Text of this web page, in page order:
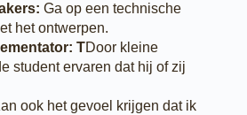
Ga op een technische
het ontwerpen.
TDoor kleine
student ervaren dat hij of zij
ook het gevoel krijgen dat ik